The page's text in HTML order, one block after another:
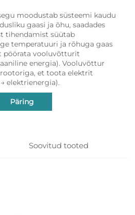
moodustab süsteemi kaudu
gaasi ja õhu, saadades
tihendamist süütab
temperatuuri ja rõhuga gaas
pöörata vooluvõtturit
energia). Vooluvõttur
et toota elektrit
elektrienergia).
Päring
Soovitud tooted